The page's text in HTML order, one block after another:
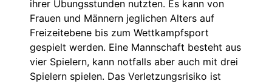
ihrer Übungsstunden nutzten. Es kann von
Frauen und Männern jeglichen Alters auf
Freizeitebene bis zum Wettkampfsport
gespielt werden. Eine Mannschaft besteht aus
vier Spielern, kann notfalls aber auch mit drei
Spielern spielen. Das Verletzungsrisiko ist